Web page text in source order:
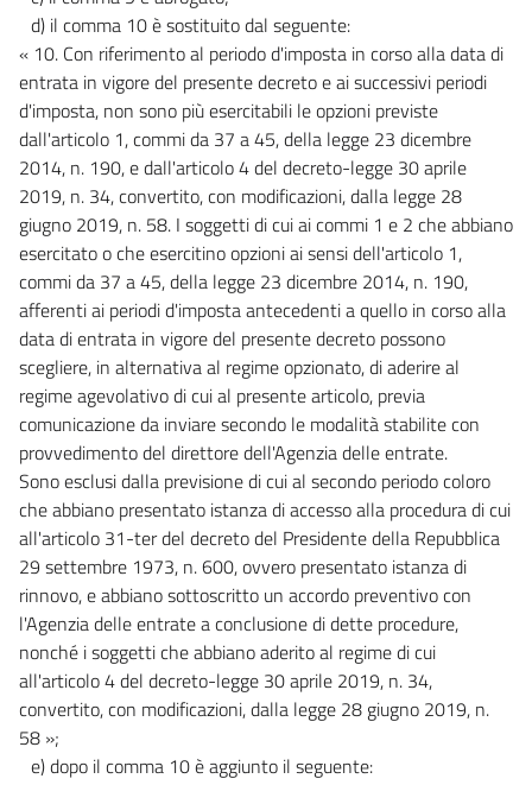
d) il comma 10 è sostituito dal seguente:
« 10. Con riferimento al periodo d'imposta in corso alla data di
entrata in vigore del presente decreto e ai successivi periodi
d'imposta, non sono più esercitabili le opzioni previste
dall'articolo 1, commi da 37 a 45, della legge 23 dicembre
2014, n. 190, e dall'articolo 4 del decreto-legge 30 aprile
2019, n. 34, convertito, con modificazioni, dalla legge 28
giugno 2019, n. 58. I soggetti di cui ai commi 1 e 2 che abbiano
esercitato o che esercitino opzioni ai sensi dell'articolo 1,
commi da 37 a 45, della legge 23 dicembre 2014, n. 190,
afferenti ai periodi d'imposta antecedenti a quello in corso alla
data di entrata in vigore del presente decreto possono
scegliere, in alternativa al regime opzionato, di aderire al
regime agevolativo di cui al presente articolo, previa
comunicazione da inviare secondo le modalità stabilite con
provvedimento del direttore dell'Agenzia delle entrate.
Sono esclusi dalla previsione di cui al secondo periodo coloro
che abbiano presentato istanza di accesso alla procedura di cui
all'articolo 31-ter del decreto del Presidente della Repubblica
29 settembre 1973, n. 600, ovvero presentato istanza di
rinnovo, e abbiano sottoscritto un accordo preventivo con
l'Agenzia delle entrate a conclusione di dette procedure,
nonché i soggetti che abbiano aderito al regime di cui
all'articolo 4 del decreto-legge 30 aprile 2019, n. 34,
convertito, con modificazioni, dalla legge 28 giugno 2019, n.
58 »;
e) dopo il comma 10 è aggiunto il seguente: